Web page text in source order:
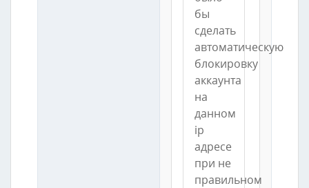
бы
сделать
автоматическую
блокировку
аккаунта
на
данном
ip
адресе
при не
правильном